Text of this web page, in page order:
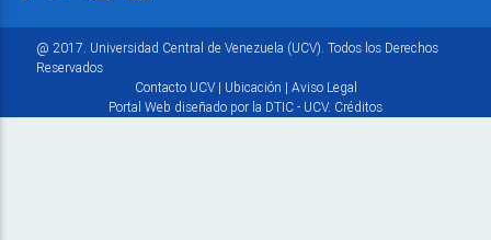
@ 2017. Universidad Central de Venezuela (UCV). Todos los Derechos
Reservados
Contacto UCV| Ubicación | Aviso Legal
Portal Web diseñado por la DTIC - UCV. Créditos